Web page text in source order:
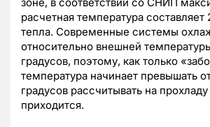
зоне, в соответствии со СНИП
расчетная температура составляет
тепла. Современные системы
относительно внешней
градусов, поэтому, как только
температура начинает превышать
градусов рассчитывать на
приходится.